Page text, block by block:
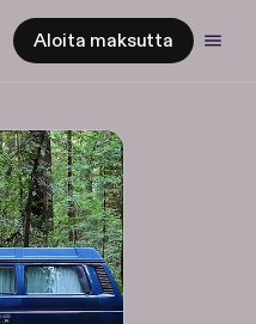
Aloita maksutta